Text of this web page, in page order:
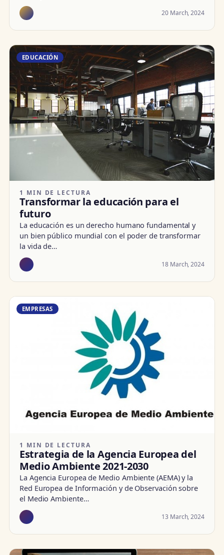
20 March, 2024
EDUCACIÓN
1 MIN DE LECTURA
Transformar la educación para el
futuro
La educación es un derecho humano fundamental y
un bien público mundial con el poder de transformar
la vida de…
18 March, 2024
EMPRESAS
1 MIN DE LECTURA
Estrategia de la Agencia Europea del
Medio Ambiente 2021-2030
La Agencia Europea de Medio Ambiente (AEMA) y la
Red Europea de Información y de Observación sobre
el Medio Ambiente…
13 March, 2024